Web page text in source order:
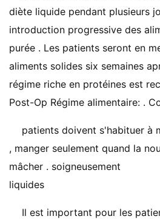
diète liquide pendant plusieurs
introduction progressive des
purée . Les patients seront en
aliments solides six semaines
régime riche en protéines est
Post-Op Régime alimentaire: .
patients doivent s'habituer à
, manger seulement quand la
mâcher . soigneusement
liquides
Il est important pour les